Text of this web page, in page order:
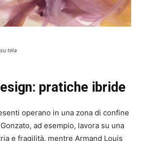
tela
pratiche ibride
operano in una zona di confine
ad esempio, lavora su una
e fragilità, mentre Armand Louis